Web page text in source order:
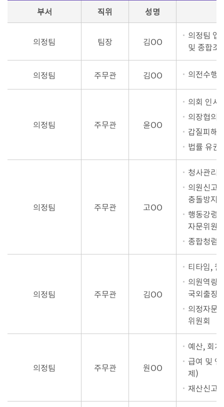
부서
직위 성명
의정팀 팀장 김OO
의정팀 업
및 종합조
의정팀 주무관 김OO 의전수행,
의정팀 주무관 윤OO
의회 인사
의장협의
갑질피해
법률 유권
의정팀 주무관 고OO
청사관리
의원신고
충돌방지
행동강령
자문위원
종합청렴
의정팀 주무관 김OO
티타임,
의원역량
국외출장)
의정자문
위원회
의정팀 주무관 원OO
예산, 회
급여 및
제)
재산신고(